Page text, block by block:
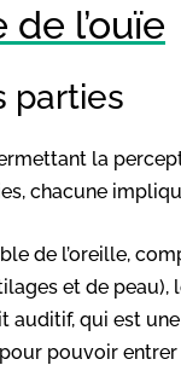
de l’ouïe
parties
la
chacune
de l’oreille,
et de
qui est
pouvoir